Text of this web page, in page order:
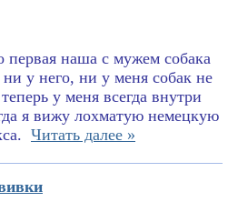
первая наша с мужем собака
ни у него, ни у меня собак не
у меня всегда внутри
я вижу лохматую немецкую
Читать далее »